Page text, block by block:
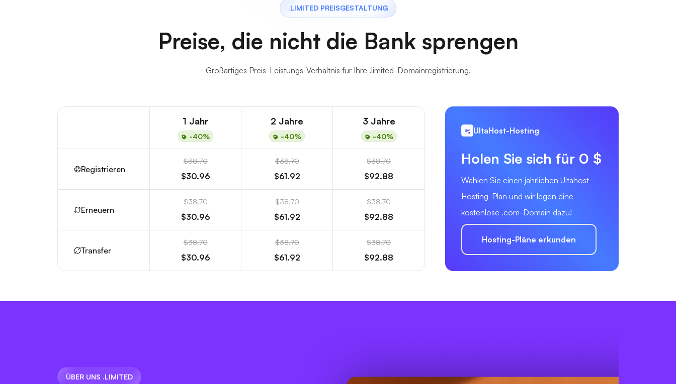
.LIMITED PREISGESTALTUNG
Preise, die nicht die Bank sprengen
Großartiges Preis-Leistungs-Verhältnis für Ihre .limited-Domainregistrierung.
1 Jahr
-40%
2 Jahre
-40%
3 Jahre
-40%
Registrieren
$38.70
$30.96
$38.70
$61.92
$38.70
$92.88
Erneuern
$38.70
$30.96
$38.70
$61.92
$38.70
$92.88
Transfer
$38.70
$30.96
$38.70
$61.92
$38.70
$92.88
UltaHost-Hosting
Holen Sie sich für 0 $
Wählen Sie einen jährlichen Ultahost-
Hosting-Plan und wir legen eine
kostenlose .com-Domain dazu!
Hosting-Pläne erkunden
ÜBER UNS .LIMITED